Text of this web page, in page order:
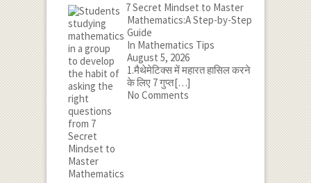
7 Secret Mindset to Master
Mathematics:A Step-by-Step
Guide
In Mathematics Tips
August 5, 2026
1.मैथेमेटिक्स में महारत हासिल करने
के लिए 7 गुप्त[…]
No Comments